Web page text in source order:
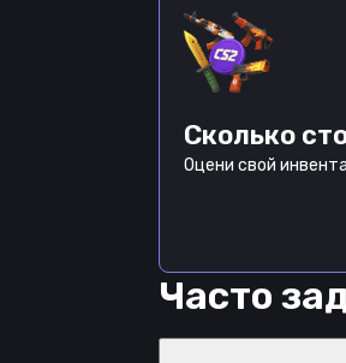
Сколько
Оцени свой
Часто